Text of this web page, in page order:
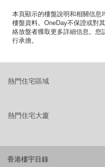
本頁顯示的樓盤說明和相關信息
樓盤資料。OneDay不保證或對
絡放盤者獲取更多詳細信息。您
行承擔。
熱門住宅區域
熱門住宅大廈
香港樓宇目錄